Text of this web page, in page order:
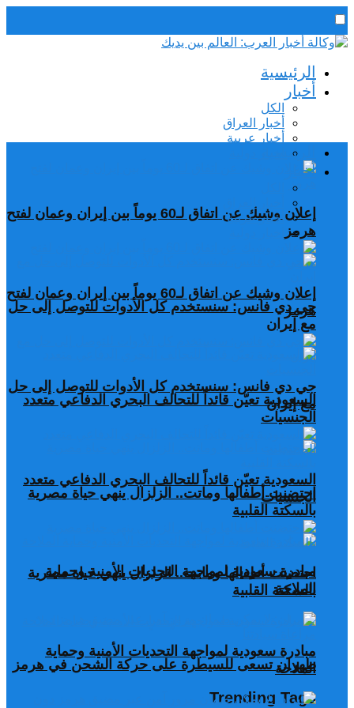
رئيس التحرير / د. اسماعيل الجنابي
الخميس,6 أغسطس, 2026الرئيسية
أخبار
الكل
أخبار العراق
أخبار عربية
إعلان وشيك عن اتفاق لـ60 يوماً بين إيران وعمان لفتح
هرمز
جي دي فانس: سنستخدم كل الأدوات للتوصل إلى حل
مع إيران
السعودية تعيّن قائداً للتحالف البحري الدفاعي متعدد
الجنسيات
احتضنت أطفالها وماتت.. الزلزال ينهي حياة مصرية
بالسكتة القلبية
مبادرة سعودية لمواجهة التحديات الأمنية وحماية
الملاحة
طهران تسعى للسيطرة على حركة الشحن في هرمز
Trending Tags
الرئيسية
أخبار
أخبار عربية
إعلان وشيك عن اتفاق لـ60 يوماً بين إيران وعمان لفتح
هرمز
جي دي فانس: سنستخدم كل الأدوات للتوصل إلى حل
مع إيران
السعودية تعيّن قائداً للتحالف البحري الدفاعي متعدد
الجنسيات
احتضنت أطفالها وماتت.. الزلزال ينهي حياة مصرية
بالسكتة القلبية
مبادرة سعودية لمواجهة التحديات الأمنية وحماية
الملاحة